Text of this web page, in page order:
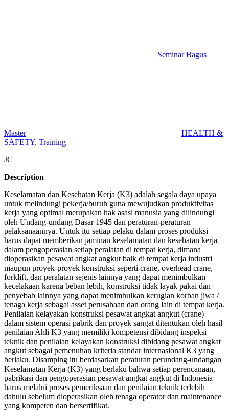
Seminar Bagus
Master
HEALTH &
SAFETY, Training
JC
Description
Keselamatan dan Kesehatan Kerja (K3) adalah segala daya upaya
untuk melindungi pekerja/buruh guna mewujudkan produktivitas
kerja yang optimal merupakan hak asasi manusia yang dilindungi
oleh Undang-undang Dasar 1945 dan peraturan-peraturan
pelaksanaannya. Untuk itu setiap pelaku dalam proses produksi
harus dapat memberikan jaminan keselamatan dan kesehatan kerja
dalam pengoperasian setiap peralatan di tempat kerja, dimana
dioperasikan pesawat angkat angkut baik di tempat kerja industri
maupun proyek-proyek konstruksi seperti crane, overhead crane,
forklift, dan peralatan sejenis lainnya yang dapat menimbulkan
kecelakaan karena beban lebih, konstruksi tidak layak pakai dan
penyebab lainnya yang dapat menimbulkan kerugian korban jiwa /
tenaga kerja sebagai asset perusahaan dan orang lain di tempat kerja.
Penilaian kelayakan konstruksi pesawat angkat angkut (crane)
dalam sistem operasi pabrik dan proyek sangat ditentukan oleh hasil
penilaian Ahli K3 yang memiliki kompetensi dibidang inspeksi
teknik dan penilaian kelayakan konstruksi dibidang pesawat angkat
angkut sebagai pemenuhan kriteria standar internasional K3 yang
berlaku. Disamping itu berdasarkan peraturan perundang-undangan
Keselamatan Kerja (K3) yang berlaku bahwa setiap perencanaan,
pabrikasi dan pengoperasian pesawat angkat angkut di Indonesia
harus melalui proses pemeriksaan dan penilaian teknik terlebih
dahulu sebelum dioperasikan oleh tenaga operator dan maintenance
yang kompeten dan bersertifikat.